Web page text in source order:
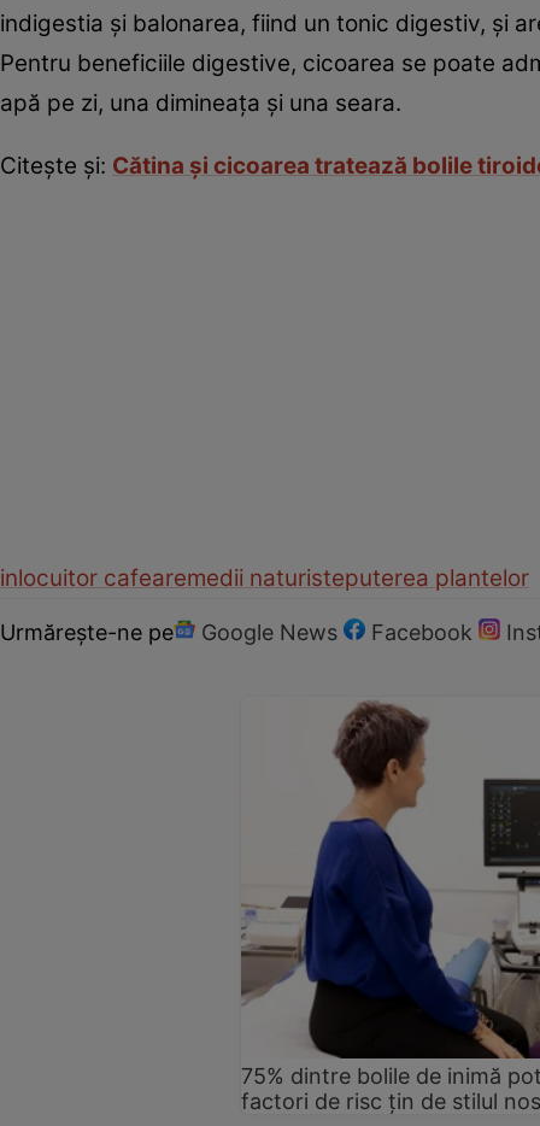
indigestia şi balonarea, fiind un tonic digestiv, şi
Pentru beneficiile digestive, cicoarea se poate
apă pe zi, una dimineaţa şi una seara.
Citeşte şi: Cătina şi cicoarea tratează bolile
inlocuitor cafearemedii naturisteputerea plantelor
Urmărește-ne pe Google News Facebook
75% dintre bolile de inimă
factori de risc țin de stilul